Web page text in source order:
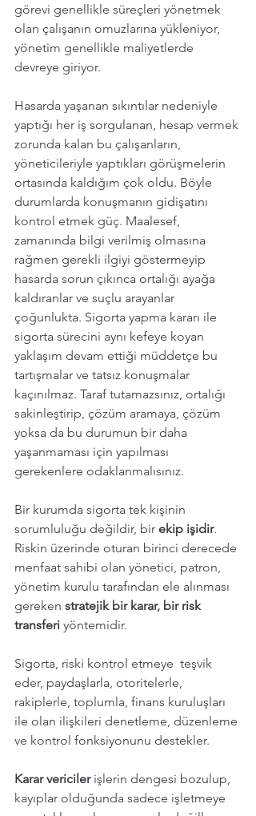
görevi genellikle süreçleri yönetmek
olan çalışanın omuzlarına yükleniyor,
yönetim genellikle maliyetlerde
devreye giriyor.
Hasarda yaşanan sıkıntılar nedeniyle
yaptığı her iş sorgulanan, hesap vermek
zorunda kalan bu çalışanların,
yöneticileriyle yaptıkları görüşmelerin
ortasında kaldığım çok oldu. Böyle
durumlarda konuşmanın gidişatını
kontrol etmek güç. Maalesef,
zamanında bilgi verilmiş olmasına
rağmen gerekli ilgiyi göstermeyip
hasarda sorun çıkınca ortalığı ayağa
kaldıranlar ve suçlu arayanlar
çoğunlukta. Sigorta yapma kararı ile
sigorta sürecini aynı kefeye koyan
yaklaşım devam ettiği müddetçe bu
tartışmalar ve tatsız konuşmalar
kaçınılmaz. Taraf tutamazsınız, ortalığı
sakinleştirip, çözüm aramaya, çözüm
yoksa da bu durumun bir daha
yaşanmaması için yapılması
gerekenlere odaklanmalısınız.
Bir kurumda sigorta tek kişinin
sorumluluğu değildir, bir ekip işidir.
Riskin üzerinde oturan birinci derecede
menfaat sahibi olan yönetici, patron,
yönetim kurulu tarafından ele alınması
gereken stratejik bir karar, bir risk
transferi yöntemidir.
Sigorta, riski kontrol etmeye  teşvik
eder, paydaşlarla, otoritelerle,
rakiplerle, toplumla, finans kuruluşları
ile olan ilişkileri denetleme, düzenleme
ve kontrol fonksiyonunu destekler.
Karar vericiler işlerin dengesi bozulup,
kayıplar olduğunda sadece işletmeye